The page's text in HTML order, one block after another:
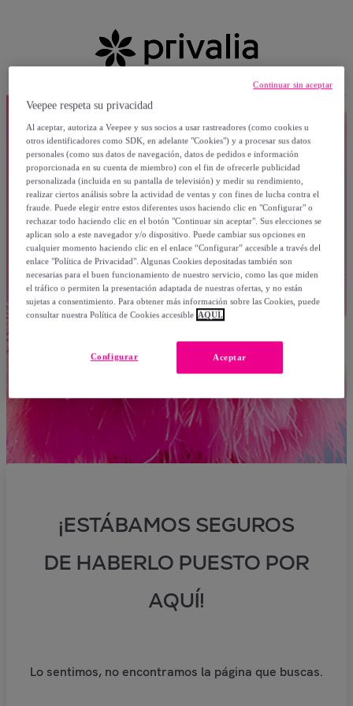
¡ESTÁBAMOS SEGUROS
DE HABERLO PUESTO POR
AQUÍ!
Lo sentimos, no encontramos la página que buscas.
Veepee respeta su privacidad
Al aceptar, autoriza a Veepee y sus socios a usar rastreadores (como cookies u
otros identificadores como SDK, en adelante "Cookies") y a procesar sus datos
personales (como sus datos de navegación, datos de pedidos e información
proporcionada en su cuenta de miembro) con el fin de ofrecerle publicidad
personalizada (incluida en su pantalla de televisión) y medir su rendimiento,
realizar ciertos análisis sobre la actividad de ventas y con fines de lucha contra el
fraude. Puede elegir entre estos diferentes usos haciendo clic en "Configurar" o
rechazar todo haciendo clic en el botón "Continuar sin aceptar". Sus elecciones se
aplican solo a este navegador y/o dispositivo. Puede cambiar sus opciones en
cualquier momento haciendo clic en el enlace “Configurar” accesible a través del
enlace "Política de Privacidad". Algunas Cookies depositadas también son
necesarias para el buen funcionamiento de nuestro servicio, como las que miden
el tráfico o permiten la presentación adaptada de nuestras ofertas, y no están
sujetas a consentimiento. Para obtener más información sobre las Cookies, puede
consultar nuestra Política de Cookies accesible AQUÍ.
Aceptar
Configurar
Continuar sin aceptar